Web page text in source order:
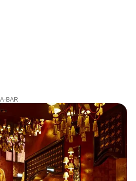
BAR